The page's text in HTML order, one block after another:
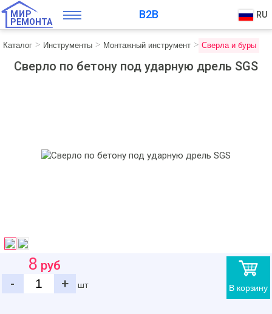
МИР
РЕМОНТА
B2B RU
Каталог Инструменты Монтажный инструмент Сверла и буры
Сверло по бетону под ударную дрель SGS
В корзину
8 руб
-
+ шт